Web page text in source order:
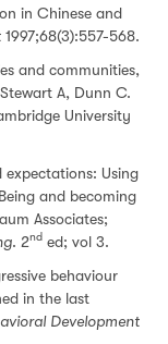
in Chinese and
1997;68(3):557-568.
and communities,
A, Dunn C.
University
expectations: Using
and becoming
Associates;
. 2nd ed; vol 3.
behaviour
in the last
Development